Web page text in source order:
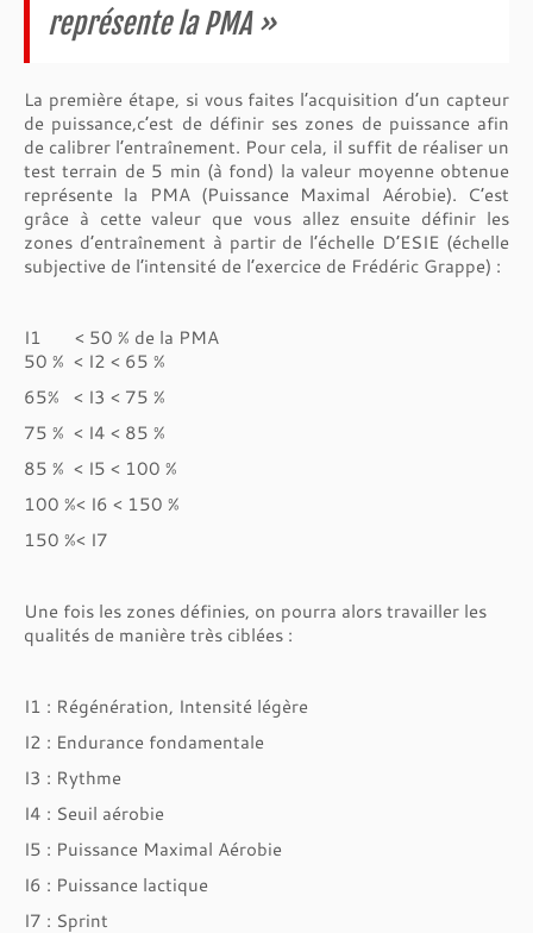
représente la PMA »
La première étape, si vous faites l’acquisition d’un capteur
de puissance,c’est de définir ses zones de puissance afin
de calibrer l’entraînement. Pour cela, il suffit de réaliser un
test terrain de 5 min (à fond) la valeur moyenne obtenue
représente la PMA (Puissance Maximal Aérobie). C’est
grâce à cette valeur que vous allez ensuite définir les
zones d’entraînement à partir de l’échelle D’ESIE (échelle
subjective de l’intensité de l’exercice de Frédéric Grappe) :
I1 < 50 % de la PMA
50 % < I2 < 65 %
65% < I3 < 75 %
75 % < I4 < 85 %
85 % < I5 < 100 %
100 %< I6 < 150 %
150 %< I7
Une fois les zones définies, on pourra alors travailler les
qualités de manière très ciblées :
I1 : Régénération, Intensité légère
I2 : Endurance fondamentale
I3 : Rythme
I4 : Seuil aérobie
I5 : Puissance Maximal Aérobie
I6 : Puissance lactique
I7 : Sprint